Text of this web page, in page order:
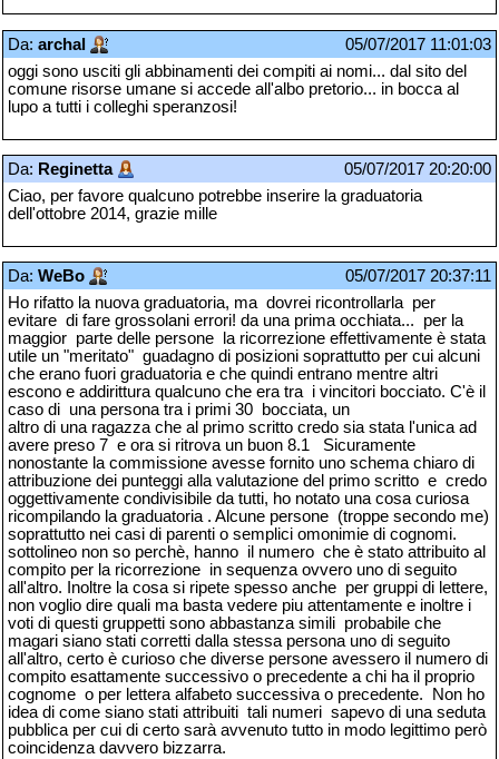
Da: archal
05/07/2017 11:01:03
oggi sono usciti gli abbinamenti dei compiti ai nomi... dal sito del
comune risorse umane si accede all'albo pretorio... in bocca al
lupo a tutti i colleghi speranzosi!
Da: Reginetta
05/07/2017 20:20:00
Ciao, per favore qualcuno potrebbe inserire la graduatoria
dell'ottobre 2014, grazie mille
Da: WeBo
05/07/2017 20:37:11
Ho rifatto la nuova graduatoria, ma dovrei ricontrollarla per
evitare di fare grossolani errori! da una prima occhiata... per la
maggior parte delle persone la ricorrezione effettivamente è stata
utile un "meritato" guadagno di posizioni soprattutto per cui alcuni
che erano fuori graduatoria e che quindi entrano mentre altri
escono e addirittura qualcuno che era tra i vincitori bocciato. C'è il
caso di una persona tra i primi 30 bocciata, un
altro di una ragazza che al primo scritto credo sia stata l'unica ad
avere preso 7 e ora si ritrova un buon 8.1 Sicuramente
nonostante la commissione avesse fornito uno schema chiaro di
attribuzione dei punteggi alla valutazione del primo scritto e credo
oggettivamente condivisibile da tutti, ho notato una cosa curiosa
ricompilando la graduatoria . Alcune persone (troppe secondo me)
soprattutto nei casi di parenti o semplici omonimie di cognomi.
sottolineo non so perchè, hanno il numero che è stato attribuito al
compito per la ricorrezione in sequenza ovvero uno di seguito
all'altro. Inoltre la cosa si ripete spesso anche per gruppi di lettere,
non voglio dire quali ma basta vedere piu attentamente e inoltre i
voti di questi gruppetti sono abbastanza simili probabile che
magari siano stati corretti dalla stessa persona uno di seguito
all'altro, certo è curioso che diverse persone avessero il numero di
compito esattamente successivo o precedente a chi ha il proprio
cognome o per lettera alfabeto successiva o precedente. Non ho
idea di come siano stati attribuiti tali numeri sapevo di una seduta
pubblica per cui di certo sarà avvenuto tutto in modo legittimo però
coincidenza davvero bizzarra.